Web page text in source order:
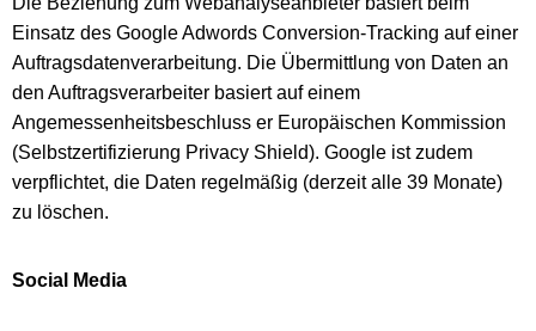
Einsatz des Google Adwords Conversion-Tracking auf einer
Auftragsdatenverarbeitung. Die Übermittlung von Daten an
den Auftragsverarbeiter basiert auf einem
Angemessenheitsbeschluss er Europäischen Kommission
(Selbstzertifizierung Privacy Shield). Google ist zudem
verpflichtet, die Daten regelmäßig (derzeit alle 39 Monate)
zu löschen.
Social Media